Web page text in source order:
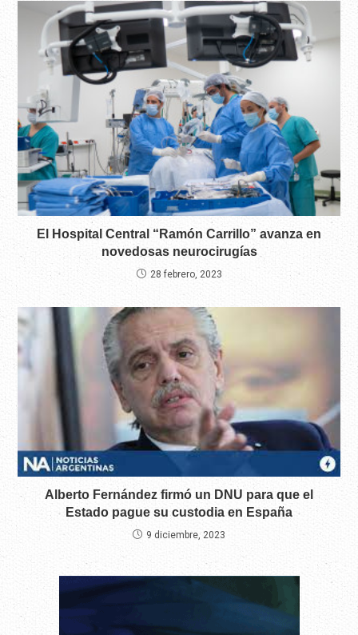
El Hospital Central “Ramón Carrillo” avanza en
novedosas neurocirugías
28 febrero, 2023
Alberto Fernández firmó un DNU para que el
Estado pague su custodia en España
9 diciembre, 2023